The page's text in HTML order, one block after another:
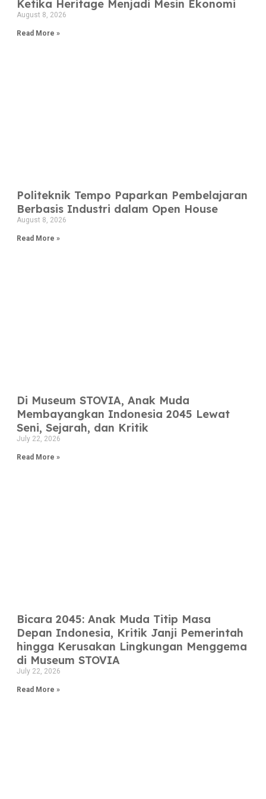
Ketika Heritage Menjadi Mesin Ekonomi
August 8, 2026
Read More »
Politeknik Tempo Paparkan Pembelajaran
Berbasis Industri dalam Open House
August 8, 2026
Read More »
Di Museum STOVIA, Anak Muda
Membayangkan Indonesia 2045 Lewat
Seni, Sejarah, dan Kritik
July 22, 2026
Read More »
Bicara 2045: Anak Muda Titip Masa
Depan Indonesia, Kritik Janji Pemerintah
hingga Kerusakan Lingkungan Menggema
di Museum STOVIA
July 22, 2026
Read More »